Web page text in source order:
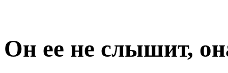
Он ее не слышит,